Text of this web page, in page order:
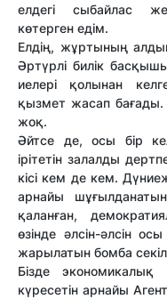
елдегі сыбайлас
көтерген едім.
Елдің, жұртының
Әртүрлі билік
иелері қолынан
қызмет жасап бағады.
жоқ.
Әйтсе де, осы бір
ірітетін залалды
кісі кем де кем.
арнайы
қаланған,
өзінде әлсін-әлсін
жарылатын бомба
Бізде
күресетін арнайы